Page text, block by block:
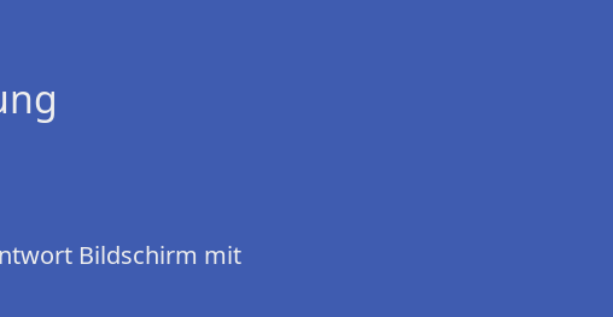
Bildschirm mit